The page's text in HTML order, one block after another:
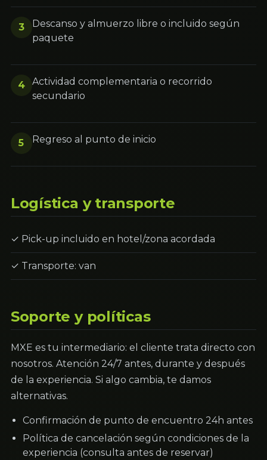
3
Descanso y almuerzo libre o incluido según
paquete
4
Actividad complementaria o recorrido
secundario
5 Regreso al punto de inicio
Logística y transporte
✓ Pick-up incluido en hotel/zona acordada
✓ Transporte: van
Soporte y políticas
MXE es tu intermediario: el cliente trata directo con
nosotros. Atención 24/7 antes, durante y después
de la experiencia. Si algo cambia, te damos
alternativas.
Confirmación de punto de encuentro 24h antes
Política de cancelación según condiciones de la
experiencia (consulta antes de reservar)